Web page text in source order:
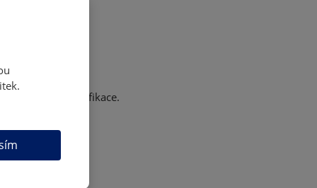
závěrečné kvalifikace.